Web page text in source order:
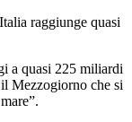
raggiunge quasi
a quasi 225 miliardi
Mezzogiorno che si